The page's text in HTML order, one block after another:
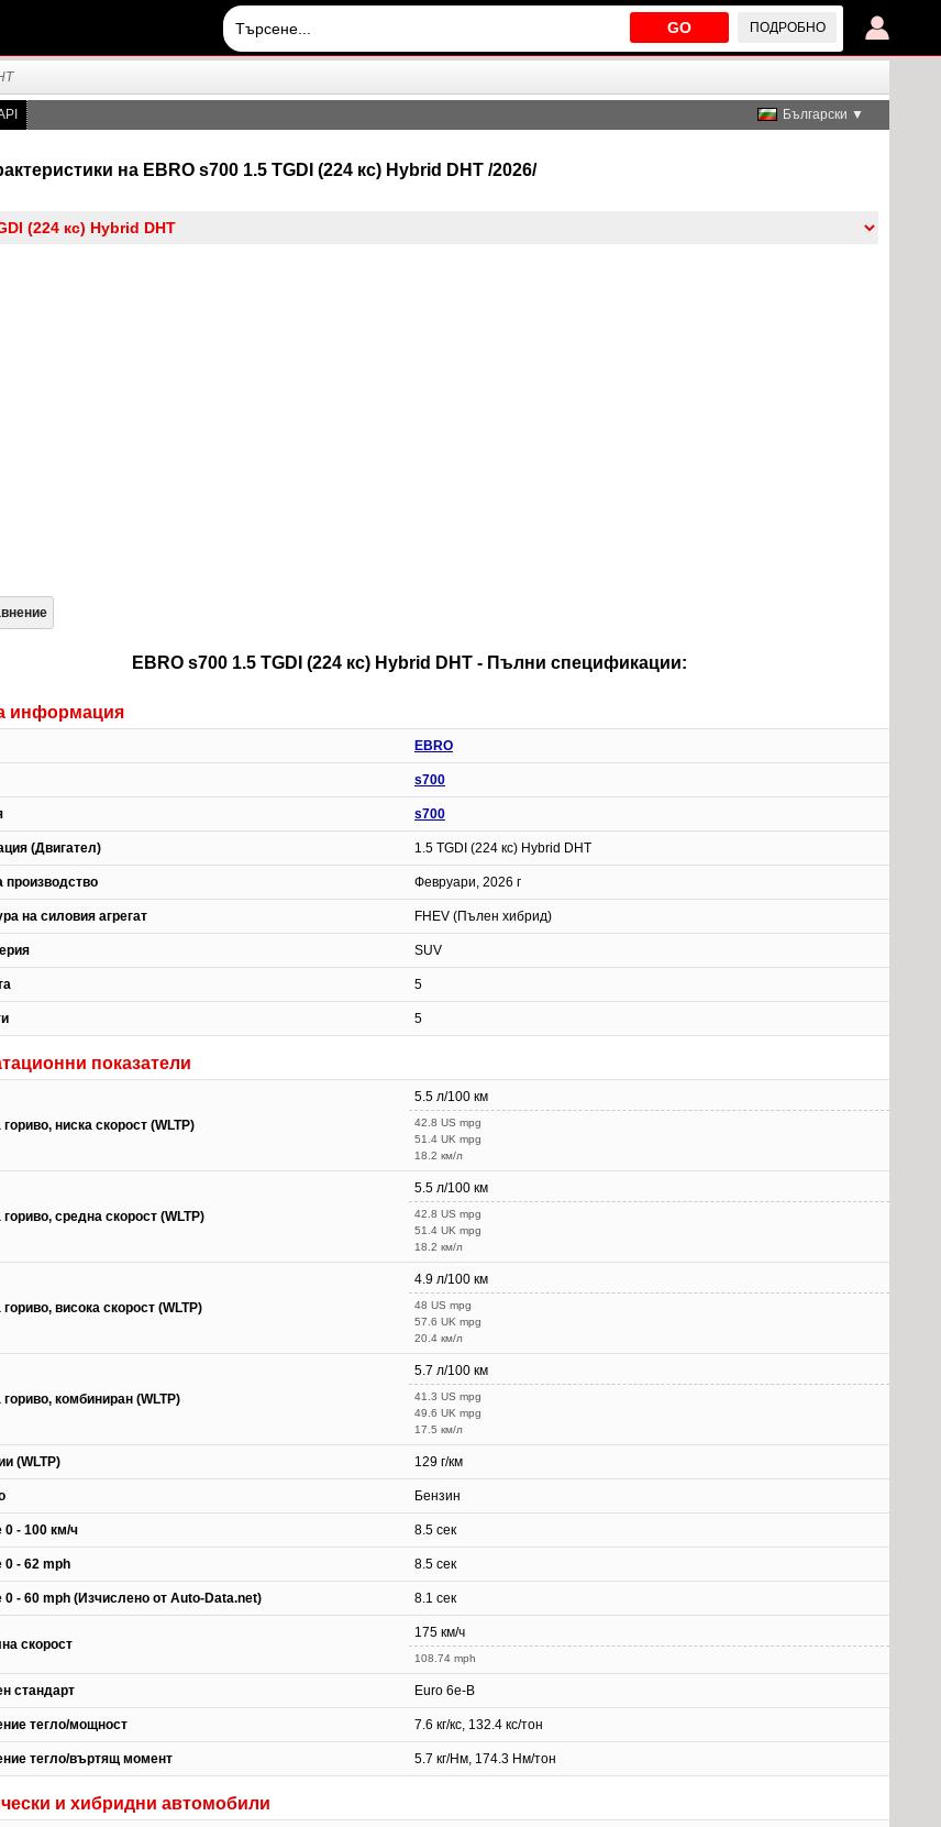
GO ПОДРОБНО
Български ▼
на EBRO s700 1.5 TGDI (224 кс) Hybrid DHT /2026/
EBRO s700 1.5 TGDI (224 кс) Hybrid DHT - Пълни спецификации:
информация
EBRO
s700
s700
(Двигател) 1.5 TGDI (224 кс) Hybrid DHT
производство Февруари, 2026 г
на силовия агрегат FHEV (Пълен хибрид)
SUV
5
5
показатели
ниска скорост (WLTP)
5.5 л/100 км
42.8 US mpg
51.4 UK mpg
18.2 км/л
гориво, средна скорост (WLTP)
5.5 л/100 км
42.8 US mpg
51.4 UK mpg
18.2 км/л
висока скорост (WLTP)
4.9 л/100 км
48 US mpg
57.6 UK mpg
20.4 км/л
гориво, комбиниран (WLTP)
5.7 л/100 км
41.3 US mpg
49.6 UK mpg
17.5 км/л
(WLTP) 129 г/км
Бензин
0 - 100 км/ч 8.5 сек
0 - 62 mph 8.5 сек
0 - 60 mph (Изчислено от Auto-Data.net) 8.1 сек
скорост
175 км/ч
108.74 mph
стандарт Euro 6e-B
тегло/мощност 7.6 кг/кс, 132.4 кс/тон
тегло/въртящ момент 5.7 кг/Нм, 174.3 Нм/тон
и хибридни автомобили